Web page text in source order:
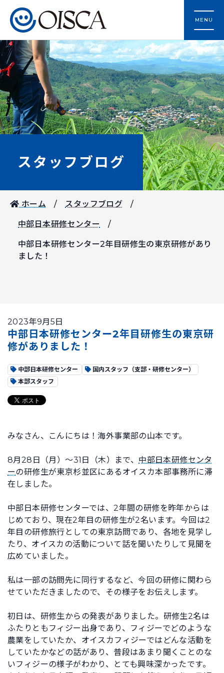
MENU
スタッフブログ
ホーム スタッフブログ
中部日本研修センター
中部日本研修センター2年目研修生の東京研修があり
ました！
2023年9月5日
中部日本研修センター2年目研修生の東京研
修がありました！
中部日本研修センター
国内スタッフ（支部・研修センター）
本部スタッフ
みなさん、こんにちは！海外事業部の山本です。
8月28日（月）～31日（木）まで、 中部日本研修センタ
ーの研修生が東京杉並区にあるオイスカ本部事務所に滞
在しました。
中部日本研修センターでは、2年間の研修を昨年からは
じめており、現在2年目の研修生が2名います。今回は2
年目の研修旅行としての東京訪問であり、各地を見学し
たり、オイスカの活動について話を聞いたりして見聞を
広めていました。
私は一部の訪問先に同行するなど、今回の研修に関わら
せていただきましたので、その様子をお伝えします。
初日は、研修生からの発表がありました。研修生2名は
ふたりともフィジー出身であり、フィジーでどのような
農業をしていたか、オイスカフィジーではどんな活動を
していたかなどの話があり、普段はあまり聞くことのな
いフィジーの様子がわかり、とても興味深かったです。